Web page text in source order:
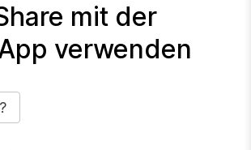
mit der
verwenden